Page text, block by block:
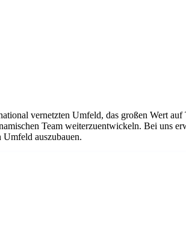
vernetzten Umfeld, das großen Wert auf
Team weiterzuentwickeln. Bei uns
auszubauen.